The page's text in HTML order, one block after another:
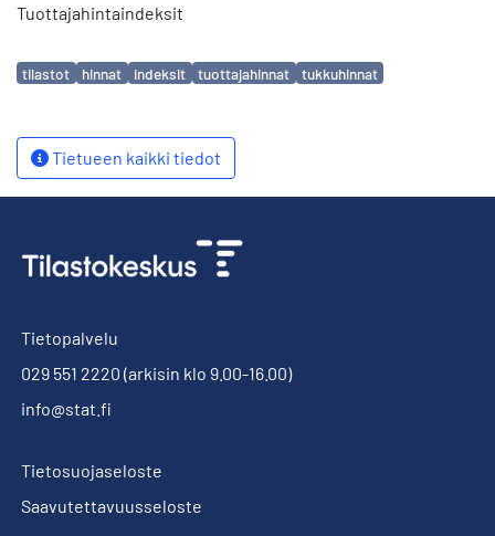
Tuottajahintaindeksit
Avainsanat
tilastot hinnat indeksit tuottajahinnat tukkuhinnat
Tietueen kaikki tiedot
Tietopalvelu
029 551 2220 (arkisin klo 9.00-16.00)
info@stat.fi
Tietosuojaseloste
Saavutettavuusseloste